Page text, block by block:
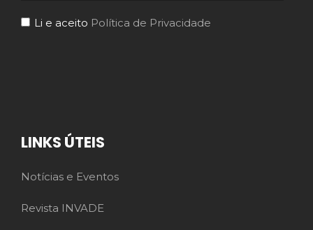
Li e aceito Política de Privacidade
LINKS ÚTEIS
Notícias e Eventos
Revista INVADE